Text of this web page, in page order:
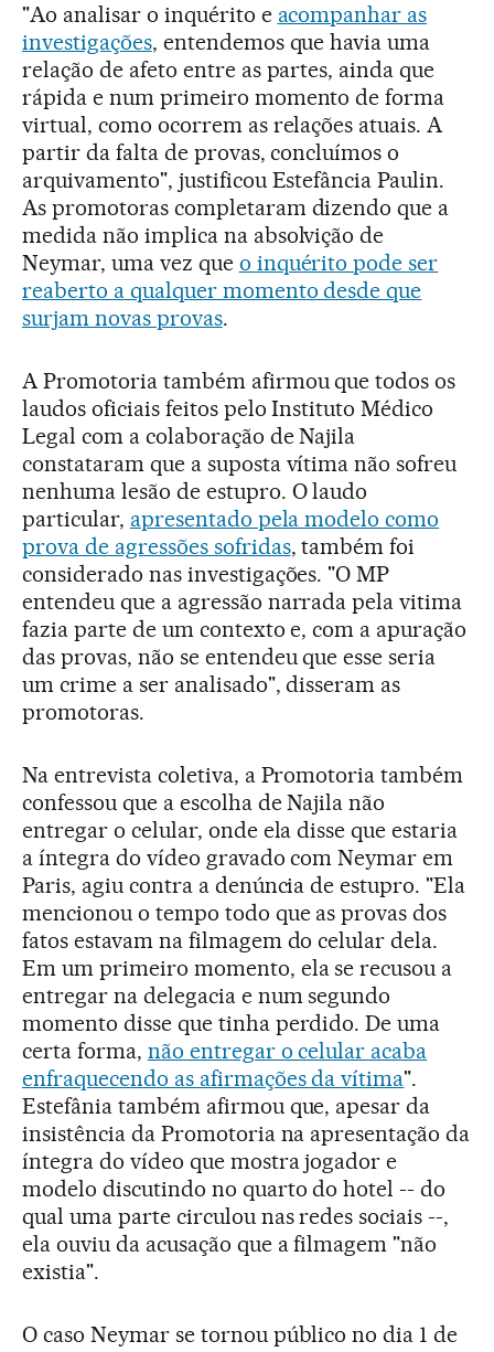
"Ao analisar o inquérito e acompanhar as
investigações, entendemos que havia uma
relação de afeto entre as partes, ainda que
rápida e num primeiro momento de forma
virtual, como ocorrem as relações atuais. A
partir da falta de provas, concluímos o
arquivamento", justificou Estefância Paulin.
As promotoras completaram dizendo que a
medida não implica na absolvição de
Neymar, uma vez que o inquérito pode ser
reaberto a qualquer momento desde que
surjam novas provas.
A Promotoria também afirmou que todos os
laudos oficiais feitos pelo Instituto Médico
Legal com a colaboração de Najila
constataram que a suposta vítima não sofreu
nenhuma lesão de estupro. O laudo
particular, apresentado pela modelo como
prova de agressões sofridas, também foi
considerado nas investigações. "O MP
entendeu que a agressão narrada pela vitima
fazia parte de um contexto e, com a apuração
das provas, não se entendeu que esse seria
um crime a ser analisado", disseram as
promotoras.
Na entrevista coletiva, a Promotoria também
confessou que a escolha de Najila não
entregar o celular, onde ela disse que estaria
a íntegra do vídeo gravado com Neymar em
Paris, agiu contra a denúncia de estupro. "Ela
mencionou o tempo todo que as provas dos
fatos estavam na filmagem do celular dela.
Em um primeiro momento, ela se recusou a
entregar na delegacia e num segundo
momento disse que tinha perdido. De uma
certa forma, não entregar o celular acaba
enfraquecendo as afirmações da vítima".
Estefânia também afirmou que, apesar da
insistência da Promotoria na apresentação da
íntegra do vídeo que mostra jogador e
modelo discutindo no quarto do hotel -- do
qual uma parte circulou nas redes sociais --,
ela ouviu da acusação que a filmagem "não
existia".
O caso Neymar se tornou público no dia 1 de